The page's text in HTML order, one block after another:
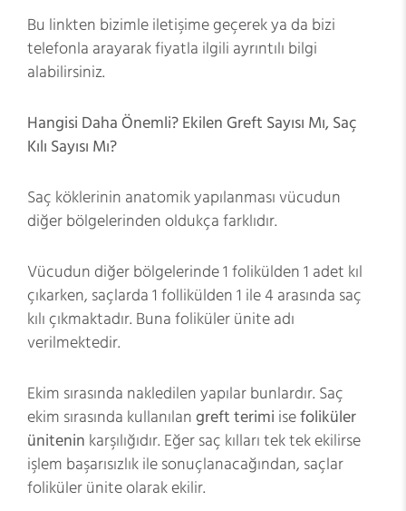
Bu linkten bizimle iletişime geçerek ya da bizi
telefonla arayarak fiyatla ilgili ayrıntılı bilgi
alabilirsiniz.
Hangisi Daha Önemli? Ekilen Greft Sayısı Mı, Saç
Kılı Sayısı Mı?
Saç köklerinin anatomik yapılanması vücudun
diğer bölgelerinden oldukça farklıdır.
Vücudun diğer bölgelerinde 1 folikülden 1 adet kıl
çıkarken, saçlarda 1 follikülden 1 ile 4 arasında saç
kılı çıkmaktadır. Buna foliküler ünite adı
verilmektedir.
Ekim sırasında nakledilen yapılar bunlardır. Saç
ekim sırasında kullanılan greft terimi isefoliküler
ünitenin karşılığıdır. Eğer saç kılları tek tek ekilirse
işlem başarısızlık ile sonuçlanacağından, saçlar
foliküler ünite olarak ekilir.